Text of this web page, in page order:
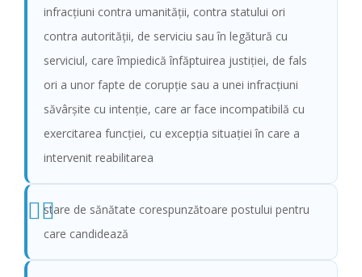
infracțiuni contra umanității, contra statului ori
contra autorității, de serviciu sau în legătură cu
serviciul, care împiedică înfăptuirea justiției, de fals
ori a unor fapte de corupție sau a unei infracțiuni
săvârșite cu intenție, care ar face incompatibilă cu
exercitarea funcției, cu excepția situației în care a
intervenit reabilitarea
stare de sănătate corespunzătoare postului pentru
care candidează